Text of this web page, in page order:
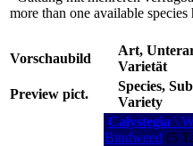
more than one available species
Vorschaubild
Art,
Varietät
Preview pict.
Species,
Variety
Calystegia \
Bindweed (5